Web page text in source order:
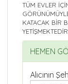
TÜM EVLER
KATACAK BİR
YETİŞMEKTEDİR.
HEMEN
Alıcının